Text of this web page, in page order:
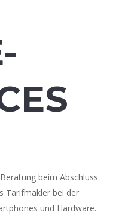
beim Abschluss
Tarifmakler bei der
und Hardware.